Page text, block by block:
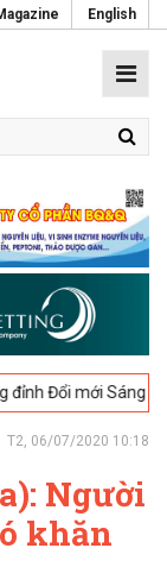
English
Đổi mới Sáng tạo
T2, 06/07/2020 10:18
Người
khăn